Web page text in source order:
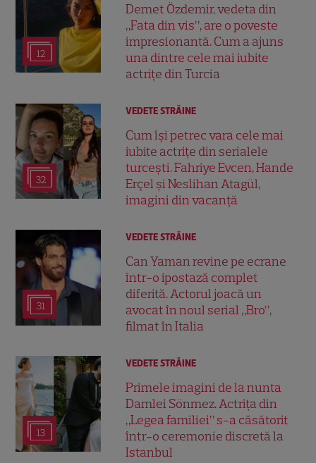
12
Demet Özdemir, vedeta din
„Fata din vis”, are o poveste
impresionantă. Cum a ajuns
una dintre cele mai iubite
actrițe din Turcia
32
VEDETE STRĂINE
Cum își petrec vara cele mai
iubite actrițe din serialele
turcești. Fahriye Evcen, Hande
Erçel și Neslihan Atagül,
imagini din vacanță
31
VEDETE STRĂINE
Can Yaman revine pe ecrane
într-o ipostază complet
diferită. Actorul joacă un
avocat în noul serial „Bro”,
filmat în Italia
13
VEDETE STRĂINE
Primele imagini de la nunta
Damlei Sönmez. Actrița din
„Legea familiei” s-a căsătorit
într-o ceremonie discretă la
Istanbul